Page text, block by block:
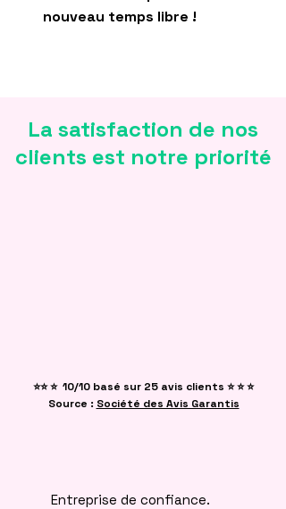
nouveau temps libre !
La satisfaction de nos
clients est notre priorité
⭐⭐ ⭐ 10/10 basé sur 25 avis clients ⭐ ⭐ ⭐
Source : Société des Avis Garantis
Entreprise de confiance.